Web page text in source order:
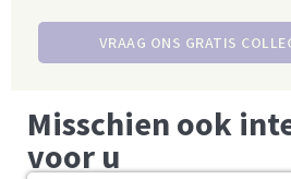
VRAAG ONS GRATIS
Misschien ook
voor u